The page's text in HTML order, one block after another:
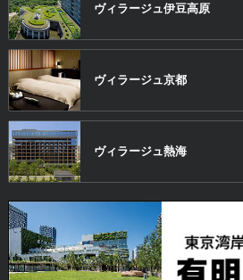
ヴィラージュ 伊豆高原
ヴィラージュ 京都
ヴィラージュ 熱海